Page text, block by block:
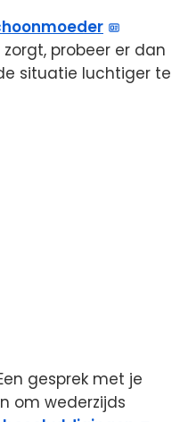
probeer er dan
situatie luchtiger te
gesprek met je
om wederzijds